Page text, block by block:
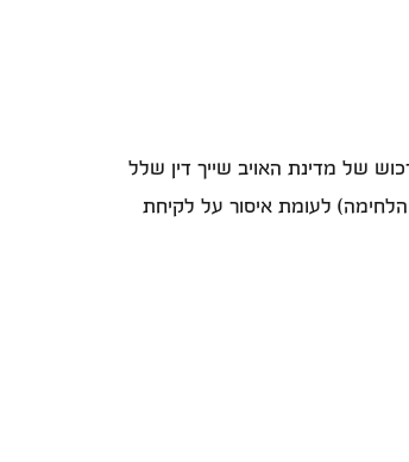
של מדינת האויב שייך דין שלל
לעומת איסור על לקיחת